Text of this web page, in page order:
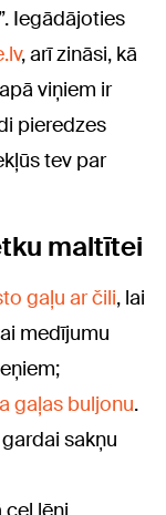
”. Iegādājoties
, arī zināsi, kā
viņiem ir
pieredzes
tev par
maltītei
gaļu ar čili, lai
medījumu
gaļas buljonu.
sakņu